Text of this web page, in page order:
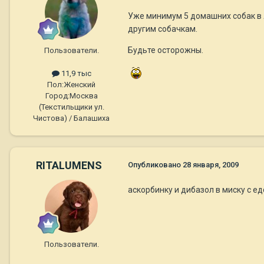
Пользователи.
11,9 тыс
Пол:Женский
Город:Москва
(Текстильщики ул.
Чистова) / Балашиха
Уже минимум 5 домашних собак в
другим собачкам.
Будьте осторожны.
RITALUMENS
Пользователи.
Опубликовано 28 января, 2009
аскорбинку и дибазол в миску с